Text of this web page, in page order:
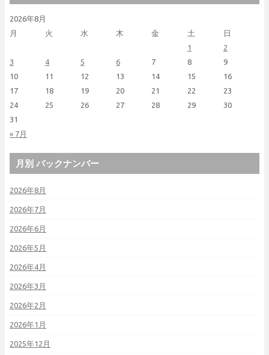
2026年8月
月
火 水 木 金 土 日
« 7月
1
2
3
4 5 6 7 8
9
10
11 12 13 14 15
16
17
18 19 20 21 22
23
24
25 26 27 28 29
30
31
月別 バックナンバー
2026年8月
2026年7月
2026年6月
2026年5月
2026年4月
2026年3月
2026年2月
2026年1月
2025年12月